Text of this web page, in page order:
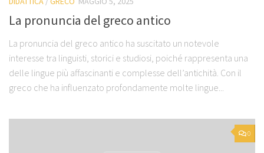
La pronuncia del greco antico
La pronuncia del greco antico ha suscitato un notevole
interesse tra linguisti, storici e studiosi, poiché rappresenta una
delle lingue più affascinanti e complesse dell’antichità. Con il
greco che ha influenzato profondamente molte lingue...
0